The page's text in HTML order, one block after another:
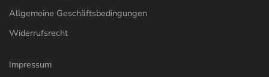
Allgemeine Geschäftsbedingungen
Widerrufsrecht
Impressum